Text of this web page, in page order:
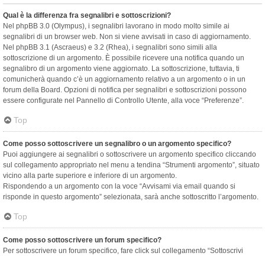
Qual è la differenza fra segnalibri e sottoscrizioni?
Nel phpBB 3.0 (Olympus), i segnalibri lavorano in modo molto simile ai
segnalibri di un browser web. Non si viene avvisati in caso di aggiornamento.
Nel phpBB 3.1 (Ascraeus) e 3.2 (Rhea), i segnalibri sono simili alla
sottoscrizione di un argomento. È possibile ricevere una notifica quando un
segnalibro di un argomento viene aggiornato. La sottoscrizione, tuttavia, ti
comunicherà quando c’è un aggiornamento relativo a un argomento o in un
forum della Board. Opzioni di notifica per segnalibri e sottoscrizioni possono
essere configurate nel Pannello di Controllo Utente, alla voce “Preferenze”.
Top
Come posso sottoscrivere un segnalibro o un argomento specifico?
Puoi aggiungere ai segnalibri o sottoscrivere un argomento specifico cliccando
sul collegamento appropriato nel menu a tendina “Strumenti argomento”, situato
vicino alla parte superiore e inferiore di un argomento.
Rispondendo a un argomento con la voce “Avvisami via email quando si
risponde in questo argomento” selezionata, sarà anche sottoscritto l’argomento.
Top
Come posso sottoscrivere un forum specifico?
Per sottoscrivere un forum specifico, fare click sul collegamento “Sottoscrivi